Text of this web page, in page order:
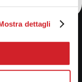
dettagli
di
corso